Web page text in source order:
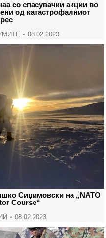
со спасувачки акции во
од катастрофалниот
08.02.2023
Сиџимовски на „NATO
Course“
08.02.2023